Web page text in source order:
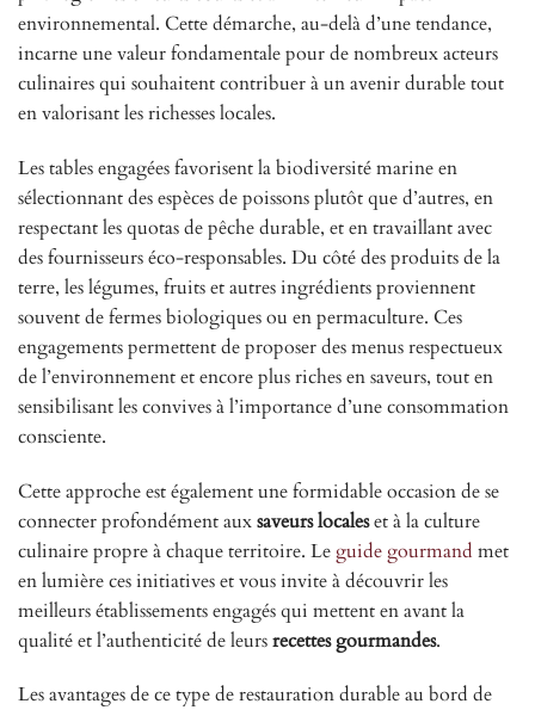
environnemental. Cette démarche, au-delà d’une tendance,
incarne une valeur fondamentale pour de nombreux acteurs
culinaires qui souhaitent contribuer à un avenir durable tout
en valorisant les richesses locales.
Les tables engagées favorisent la biodiversité marine en
sélectionnant des espèces de poissons plutôt que d’autres, en
respectant les quotas de pêche durable, et en travaillant avec
des fournisseurs éco-responsables. Du côté des produits de la
terre, les légumes, fruits et autres ingrédients proviennent
souvent de fermes biologiques ou en permaculture. Ces
engagements permettent de proposer des menus respectueux
de l’environnement et encore plus riches en saveurs, tout en
sensibilisant les convives à l’importance d’une consommation
consciente.
Cette approche est également une formidable occasion de se
connecter profondément auxsaveurs localeset à la culture
culinaire propre à chaque territoire. Leguide gourmand met
en lumière ces initiatives et vous invite à découvrir les
meilleurs établissements engagés qui mettent en avant la
qualité et l’authenticité de leursrecettes gourmandes.
Les avantages de ce type de restauration durable au bord de